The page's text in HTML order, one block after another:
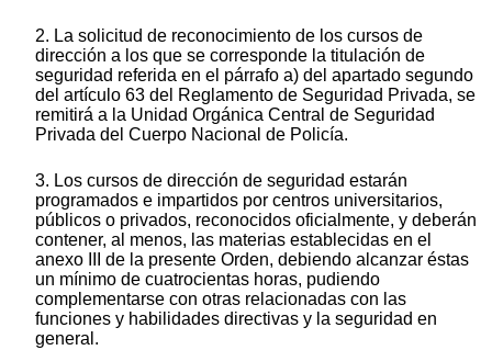
2. La solicitud de reconocimiento de los cursos de
dirección a los que se corresponde la titulación de
seguridad referida en el párrafo a) del apartado segundo
del artículo 63 del Reglamento de Seguridad Privada, se
remitirá a la Unidad Orgánica Central de Seguridad
Privada del Cuerpo Nacional de Policía.
3. Los cursos de dirección de seguridad estarán
programados e impartidos por centros universitarios,
públicos o privados, reconocidos oficialmente, y deberán
contener, al menos, las materias establecidas en el
anexo III de la presente Orden, debiendo alcanzar éstas
un mínimo de cuatrocientas horas, pudiendo
complementarse con otras relacionadas con las
funciones y habilidades directivas y la seguridad en
general.